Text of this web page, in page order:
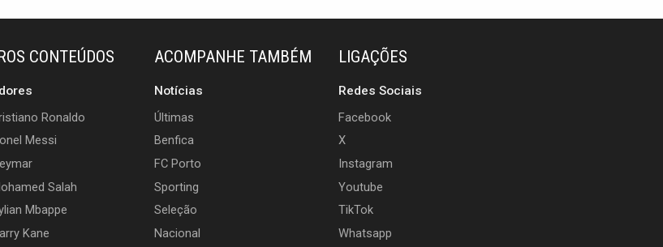
CONTEÚDOS
Ronaldo
Messi
Salah
Mbappe
Kane
ACOMPANHE TAMBÉM
Notícias
Últimas
Benfica
FC Porto
Sporting
Seleção
Nacional
LIGAÇÕES
Redes Sociais
Facebook
X
Instagram
Youtube
TikTok
Whatsapp